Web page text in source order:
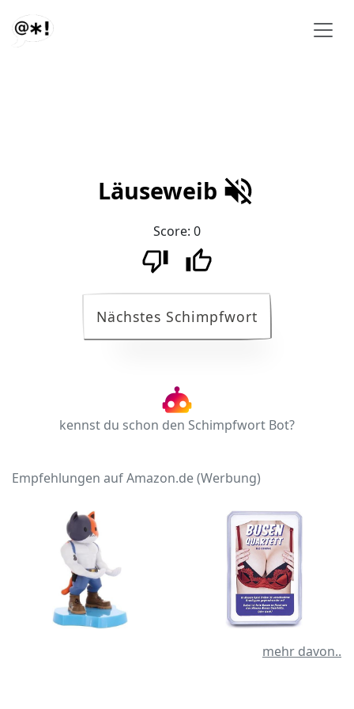
Läuseweib
Score: 0
Nächstes Schimpfwort
kennst du schon den Schimpfwort Bot?
Empfehlungen auf Amazon.de (Werbung)
mehr davon..